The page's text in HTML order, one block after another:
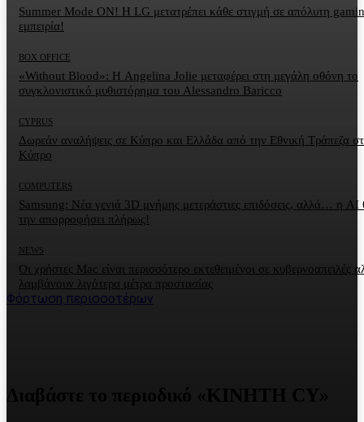
Summer Mode ON! Η LG μετατρέπει κάθε στιγμή σε απόλυτη
εμπειρία!
BOX OFFICE
«Without Blood»: Η Angelina Jolie μεταφέρει στη μεγάλη οθόνη το
συγκλονιστικό μυθιστόρημα του Alessandro Baricco
CYPRUS
Δωρεάν αναλήψεις σε Κύπρο και Ελλάδα από την Εθνική Τράπεζα
Κύπρο
COMPUTERS
Samsung: Νέα γενιά 3D μνήμης μετεράστιες επιδόσεις, αλλά… η AI
την απορροφήσει πλήρως!
NEWS
Οι χρήστες Mac είναι περισσότερο εκτεθειμένοι σε κυβερνοαπειλές
λαμβάνουν λιγότερα μέτρα προστασίας
Φόρτωση περισσοτέρων